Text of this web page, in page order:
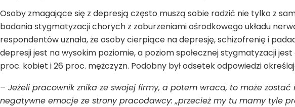
Osoby zmagające się z depresją często muszą sobie radzić nie tylko z
badania stygmatyzacji chorych z zaburzeniami ośrodkowego układu
respondentów uznała, że osoby cierpiące na depresję, schizofrenię i
depresji jest na wysokim poziomie, a poziom społecznej stygmatyzacji
proc. kobiet i 26 proc. mężczyzn. Podobny był odsetek odpowiedzi
– Jeżeli pracownik znika ze swojej firmy, a potem wraca, to może zostać
negatywne emocje ze strony pracodawcy: „przecież my tu mamy tyle